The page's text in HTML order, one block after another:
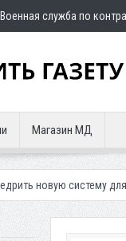
Военная служба по
Магазин МД
для улучшения